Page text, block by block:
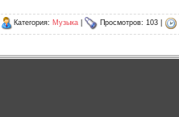
Категория: Музыка Просмотров: 103 |